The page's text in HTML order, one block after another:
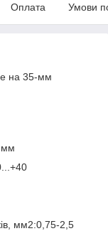
Оплата Умови
на 35-мм
мм
мм2:0,75-2,5